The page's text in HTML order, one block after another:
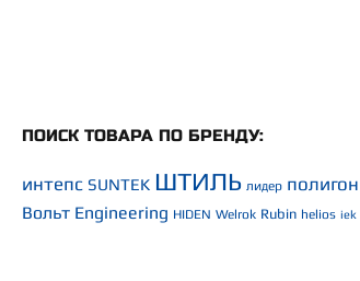
ПОИСК ТОВАРА ПО БРЕНДУ:
интепс SUNTEK ШТИЛЬ лидер полигон
Вольт Engineering HIDEN Welrok Rubin helios iek